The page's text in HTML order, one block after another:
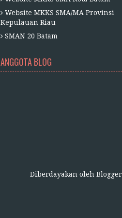
Website MKKS SMA/MA Provinsi
Kepulauan Riau
SMAN 20 Batam
ANGGOTA BLOG
Diberdayakan oleh Blogger